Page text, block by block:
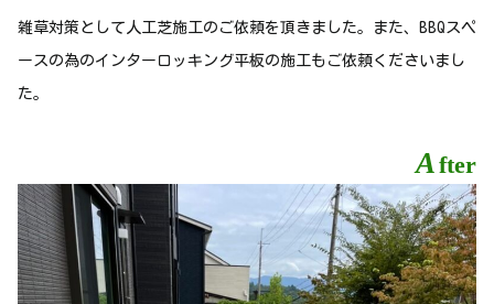
雑草対策として人工芝施工のご依頼を頂きました。また、BBQスペ
ースの為のインターロッキング平板の施工もご依頼くださいまし
た。
A fter